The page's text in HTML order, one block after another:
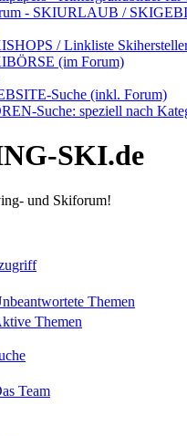
- SKIURLAUB /
/ Linkliste
(im Forum)
-Suche (inkl. Forum)
-Suche: speziell nach
SKI.de
und Skiforum!
Themen
Themen
Team